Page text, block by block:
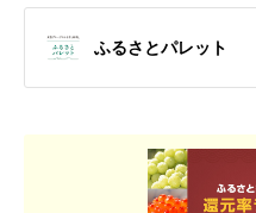
ふるさとパレット